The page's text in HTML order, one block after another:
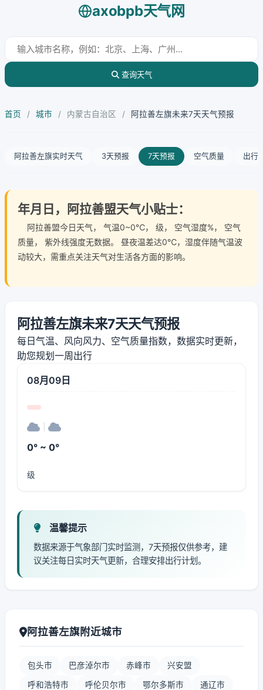
axobpb天气网
查询天气
首页 / 城市 / 内蒙古自治区 / 阿拉善左旗未来7天天气预报
阿拉善左旗实时天气 3天预报 7天预报 空气质量 出行
年月日，阿拉善盟天气小贴士：
阿拉善盟今日天气， 气温0~0℃， 级， 空气湿度%， 空气
质量， 紫外线强度无数据。 昼夜温差达0℃，湿度伴随气温波
动较大，需重点关注天气对生活各方面的影响。
阿拉善左旗未来7天天气预报
每日气温、风向风力、空气质量指数，数据实时更新，
助您规划一周出行
08月09日
0° ~ 0°
级
温馨提示
数据来源于气象部门实时监测，7天预报仅供参考，建
议关注每日实时天气更新，合理安排出行计划。
阿拉善左旗附近城市
包头市 巴彦淖尔市 赤峰市 兴安盟
呼和浩特市 呼伦贝尔市 鄂尔多斯市 通辽市